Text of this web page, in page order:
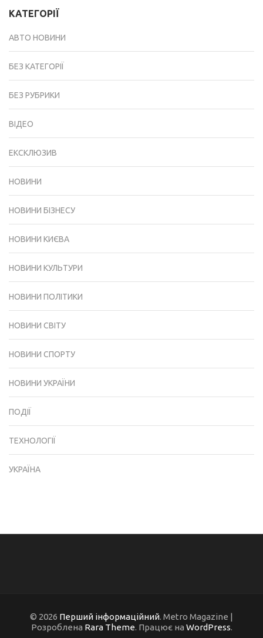
КАТЕГОРІЇ
АВТО НОВИНИ
БЕЗ КАТЕГОРІЇ
БЕЗ РУБРИКИ
ВІДЕО
ЕКСКЛЮЗИВ
НОВИНИ
НОВИНИ БІЗНЕСУ
НОВИНИ КИЄВА
НОВИНИ КУЛЬТУРИ
НОВИНИ ПОЛІТИКИ
НОВИНИ СВІТУ
НОВИНИ СПОРТУ
НОВИНИ УКРАЇНИ
ПОДІЇ
ТЕХНОЛОГІЇ
УКРАЇНА
© 2026 Перший інформаційний. Metro Magazine |
Розроблена Rara Theme. Працює на WordPress.